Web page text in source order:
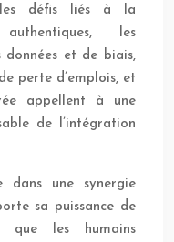
les défis liés à la
les
et de biais,
perte d’emplois, et
appellent à une
de l’intégration
dans une synergie
sa puissance de
que les humains